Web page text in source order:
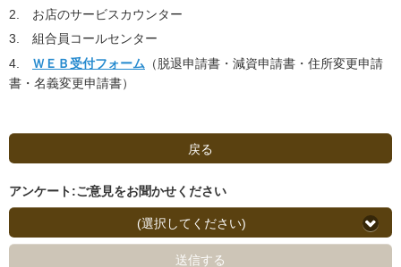
2. お店のサービスカウンター
3. 組合員コールセンター
4. ＷＥＢ受付フォーム （脱退申請書・減資申請書・住所変更申請
書・名義変更申請書）
戻る
アンケート:ご意見をお聞かせください
(選択してください)
送信する